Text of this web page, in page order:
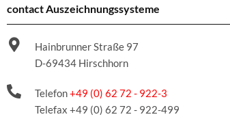
contact Auszeichnungssysteme
Hainbrunner Straße 97
D-69434 Hirschhorn
Telefon+49 (0) 62 72 - 922-3
Telefax +49 (0) 62 72 - 922-499